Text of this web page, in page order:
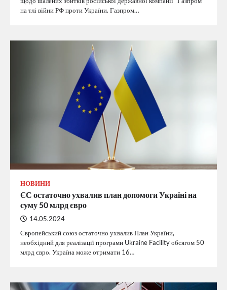
на тлі війни РФ проти України. Газпром…
НОВИНИ
ЄС остаточно ухвалив план допомоги Україні на
суму 50 млрд євро
14.05.2024
Європейський союз остаточно ухвалив План України,
необхідний для реалізації програми Ukraine Facility обсягом 50
млрд євро. Україна може отримати 16…